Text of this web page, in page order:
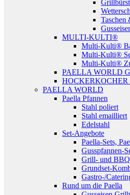
Taschen
MULTI-KULTI®
Multi-Kulti®
Multi-Kulti®
Multi-Kulti®
PAELLA WORLD
HOCKERKOCHER
PAELLA WORLD
Paella Pfannen
Stahl poliert
Stahl emailliert
Edelstahl
Set-Angebote
Paella-Sets,
Gusspfannen-
Grill- und
Grundset-
Gastro-/
Rund um die Paella